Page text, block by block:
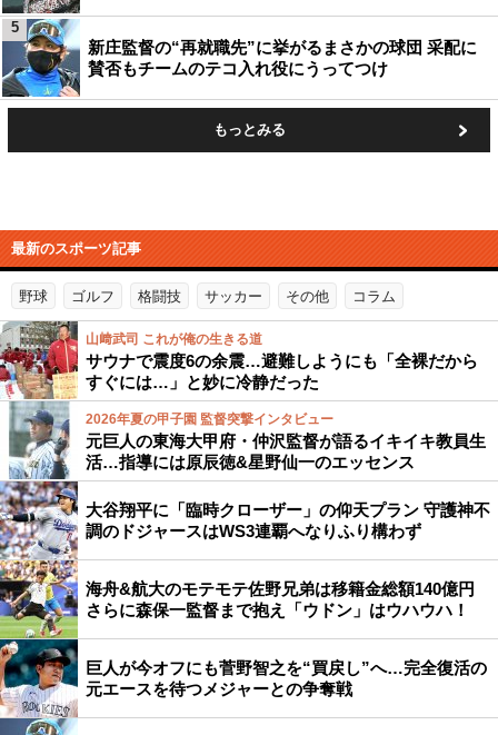
新庄監督の“再就職先”に挙がるまさかの球団 采配に
賛否もチームのテコ入れ役にうってつけ
5
もっとみる
最新のスポーツ記事
野球 ゴルフ 格闘技 サッカー その他 コラム
山﨑武司 これが俺の生きる道
サウナで震度6の余震…避難しようにも「全裸だから
すぐには…」と妙に冷静だった
2026年夏の甲子園 監督突撃インタビュー
元巨人の東海大甲府・仲沢監督が語るイキイキ教員生
活…指導には原辰徳&星野仙一のエッセンス
大谷翔平に「臨時クローザー」の仰天プラン 守護神不
調のドジャースはWS3連覇へなりふり構わず
海舟&航大のモテモテ佐野兄弟は移籍金総額140億円
さらに森保一監督まで抱え「ウドン」はウハウハ！
巨人が今オフにも菅野智之を“買戻し”へ…完全復活の
元エースを待つメジャーとの争奪戦